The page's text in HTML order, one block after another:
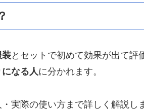
装とセットで初めて効果が出て評
なる人に分かれます。
実際の使い方まで詳しく解説し